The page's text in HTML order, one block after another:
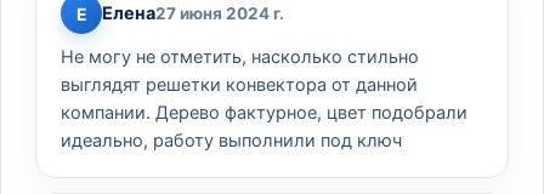
Е Елена27 июня 2024 г.
Не могу не отметить, насколько стильно
выглядят решетки конвектора от данной
компании. Дерево фактурное, цвет подобрали
идеально, работу выполнили под ключ